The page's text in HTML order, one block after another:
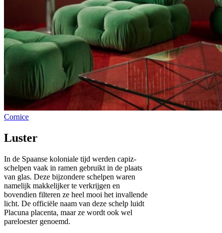
Luster
In de Spaanse koloniale tijd werden capiz-
schelpen vaak in ramen gebruikt in de plaats
van glas. Deze bijzondere schelpen waren
namelijk makkelijker te verkrijgen en
bovendien filteren ze heel mooi het invallende
licht. De officiële naam van deze schelp luidt
Placuna placenta, maar ze wordt ook wel
pareloester genoemd.